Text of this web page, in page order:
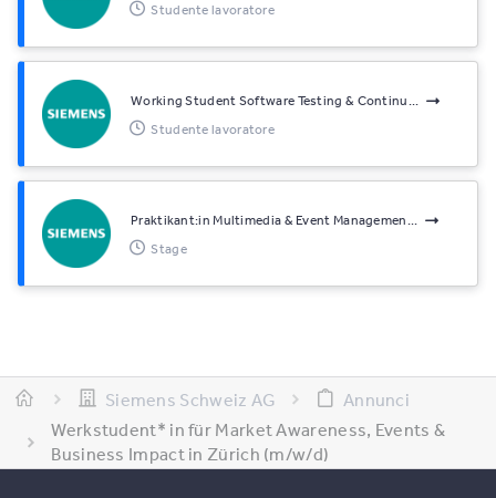
Studente lavoratore
Working Student Software Testing & Continu...
Studente lavoratore
Praktikant:in Multimedia & Event Managemen...
Stage
Siemens Schweiz AG
Annunci
Werkstudent* in für Market Awareness, Events &
Business Impact in Zürich (m/w/d)